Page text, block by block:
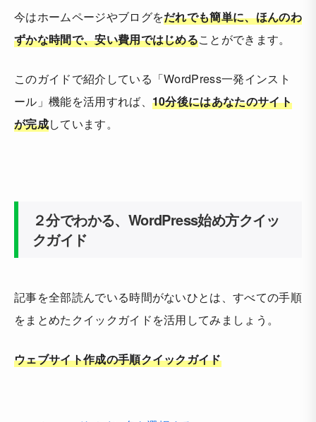
今はホームページやブログをだれでも簡単に、ほんのわ
ずかな時間で、安い費用ではじめることができます。
このガイドで紹介している「WordPress一発インスト
ール」機能を活用すれば、 10分後にはあなたのサイト
が完成しています。
２分でわかる、WordPress始め方クイッ
クガイド
記事を全部読んでいる時間がないひとは、すべての手順
をまとめたクイックガイドを活用してみましょう。
ウェブサイト作成の手順クイックガイド